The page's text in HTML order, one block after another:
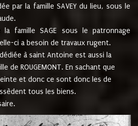
par la famille SAVEY du lieu, sous le
la famille SAGE sous le patronnage
ci a besoin de travaux rugent.
à saint Antoine est aussi la
de ROUGEMONT. En sachant que
et donc ce sont donc les de
tous les biens.